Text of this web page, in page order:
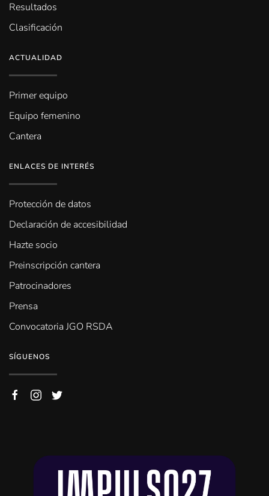
Resultados
Clasificación
ACTUALIDAD
Primer equipo
Equipo femenino
Cantera
ENLACES DE INTERÉS
Protección de datos
Declaración de accesibilidad
Hazte socio
Preinscripción cantera
Patrocinadores
Prensa
Convocatoria JGO RSDA
SÍGUENOS